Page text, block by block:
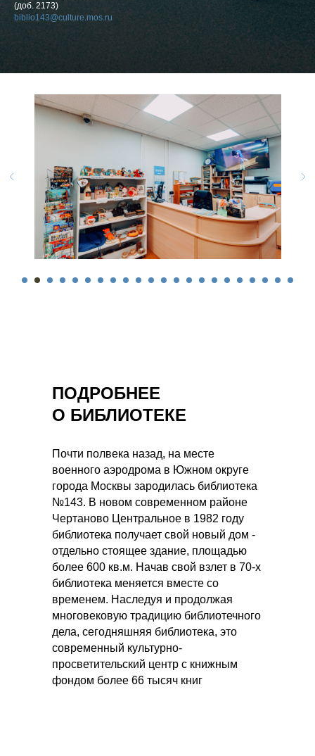
(доб. 2173)
biblio143@culture.mos.ru
Почти полвека назад, на месте
военного аэродрома в Южном округе
города Москвы зародилась библиотека
№143. В новом современном районе
Чертаново Центральное в 1982 году
библиотека получает свой новый дом -
отдельно стоящее здание, площадью
более 600 кв.м. Начав свой взлет в 70-х
библиотека меняется вместе со
временем. Наследуя и продолжая
многовековую традицию библиотечного
дела, сегодняшняя библиотека, это
современный культурно-
просветительский центр с книжным
фондом более 66 тысяч книг
ПОДРОБНЕЕ
О БИБЛИОТЕКЕ